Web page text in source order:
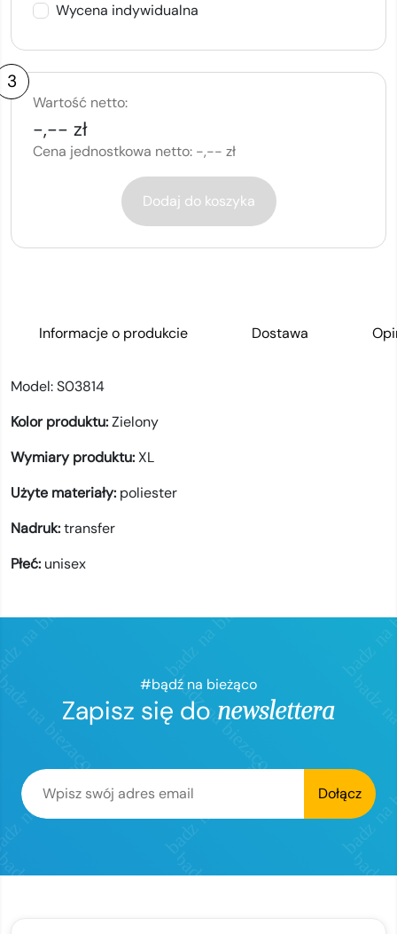
Wycena indywidualna
3
Wartość netto:
-,-- zł
Cena jednostkowa netto: -,-- zł
Dodaj do koszyka
Informacje o produkcie Dostawa
Model:S03814
Kolor produktu:Zielony
Wymiary produktu:XL
Użyte materiały: poliester
Nadruk:transfer
Płeć: unisex
#bądź na bieżąco
Zapisz się do newslettera
Dołącz